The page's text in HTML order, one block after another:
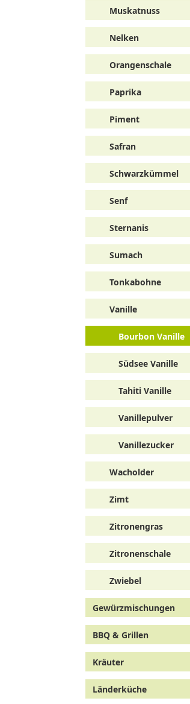
Muskatnuss
Nelken
Orangenschale
Paprika
Piment
Safran
Schwarzkümmel
Senf
Sternanis
Sumach
Tonkabohne
Vanille
Bourbon Vanille
Südsee Vanille
Tahiti Vanille
Vanillepulver
Vanillezucker
Wacholder
Zimt
Zitronengras
Zitronenschale
Zwiebel
Gewürzmischungen
BBQ & Grillen
Kräuter
Länderküche